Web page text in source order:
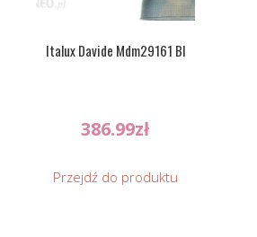
Italux Davide Mdm29161 Bl
386.99zł
Przejdź do produktu